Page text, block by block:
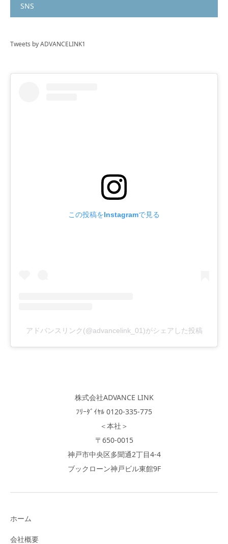
SNS
Tweets by ADVANCELINK1
この投稿をInstagramで見る
アドバンスリンク(@advancelink_01)がシェアした投稿
株式会社ADVANCE LINK
ﾌﾘｰﾀﾞｲﾔﾙ 0120-335-775
＜本社＞
〒650-0015
神戸市中央区多聞通2丁目4-4
ブックローン神戸ビル東館9F
ホーム
会社概要